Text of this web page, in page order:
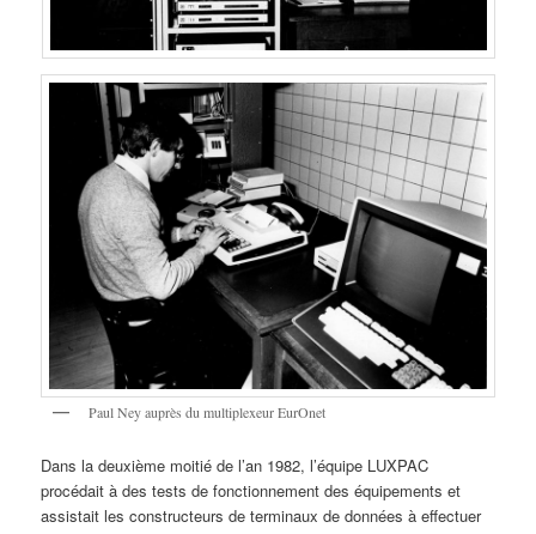
Paul Ney auprès du multiplexeur EurOnet
Dans la deuxième moitié de l’an 1982, l’équipe LUXPAC
procédait à des tests de fonctionnement des équipements et
assistait les constructeurs de terminaux de données à effectuer